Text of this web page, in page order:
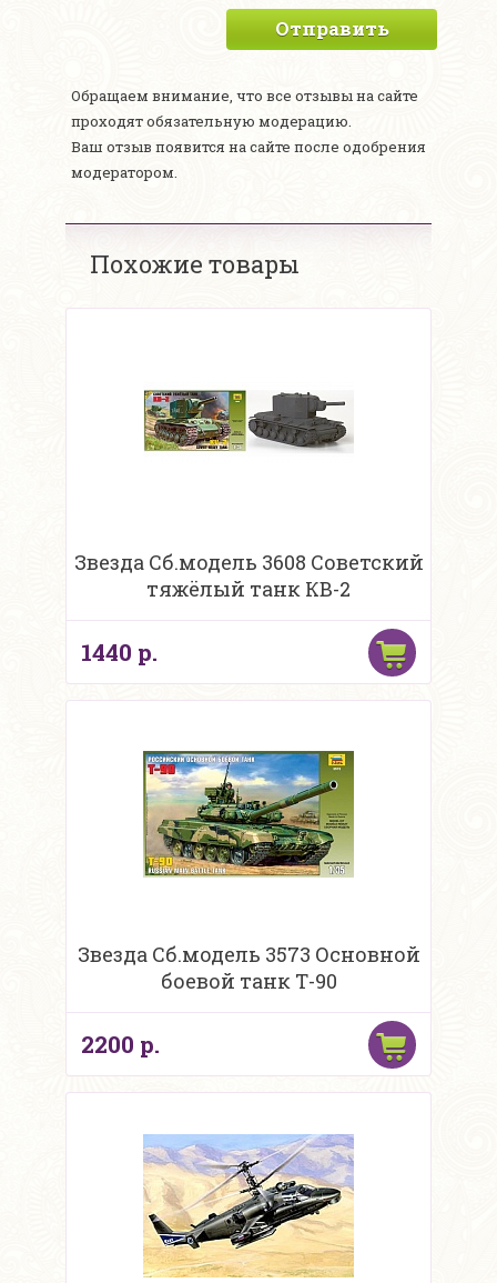
Отправить
Обращаем внимание, что все отзывы на сайте
проходят обязательную модерацию.
Ваш отзыв появится на сайте после одобрения
модератором.
Похожие товары
Звезда Сб.модель 3608 Советский
тяжёлый танк КВ-2
1440 р.
Звезда Сб.модель 3573 Основной
боевой танк Т-90
2200 р.